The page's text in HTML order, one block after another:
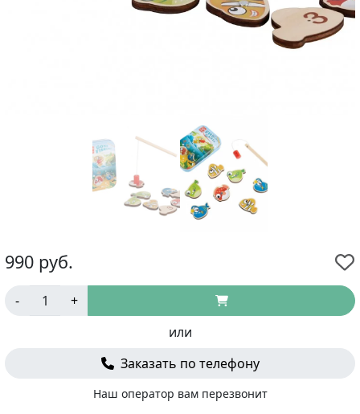
990 руб.
-
+
или
Заказать по телефону
Наш оператор вам перезвонит